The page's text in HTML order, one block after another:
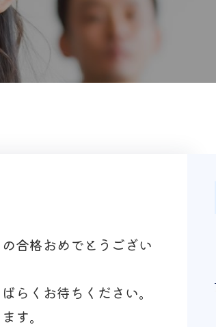
合格おめでとうござい
らくお待ちください。
す。